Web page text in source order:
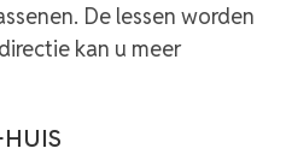
De lessen worden
kan u meer